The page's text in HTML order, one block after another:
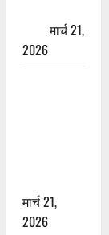
मार्च 21,
2026
मार्च 21,
2026